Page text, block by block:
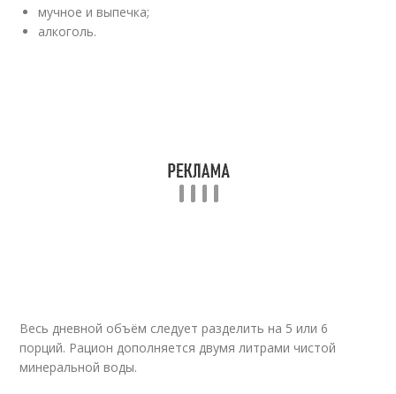
мучное и выпечка;
алкоголь.
Весь дневной объём следует разделить на 5 или 6
порций. Рацион дополняется двумя литрами чистой
минеральной воды.